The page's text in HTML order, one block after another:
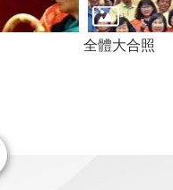
全體大合照